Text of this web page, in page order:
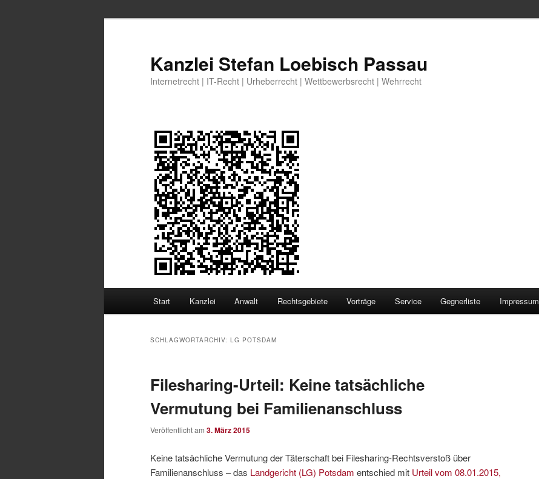
Kanzlei Stefan Loebisch Passau
Internetrecht | IT-Recht | Urheberrecht | Wettbewerbsrecht | Wehrrecht
Start Kanzlei Anwalt Rechtsgebiete Vorträge Service Gegnerliste Impressum
SCHLAGWORTARCHIV: LG POTSDAM
Filesharing-Urteil: Keine tatsächliche
Vermutung bei Familienanschluss
Veröffentlicht am 3. März 2015
Keine tatsächliche Vermutung der Täterschaft bei Filesharing-Rechtsverstoß über
Familienanschluss – das Landgericht (LG) Potsdam entschied mit Urteil vom 08.01.2015,